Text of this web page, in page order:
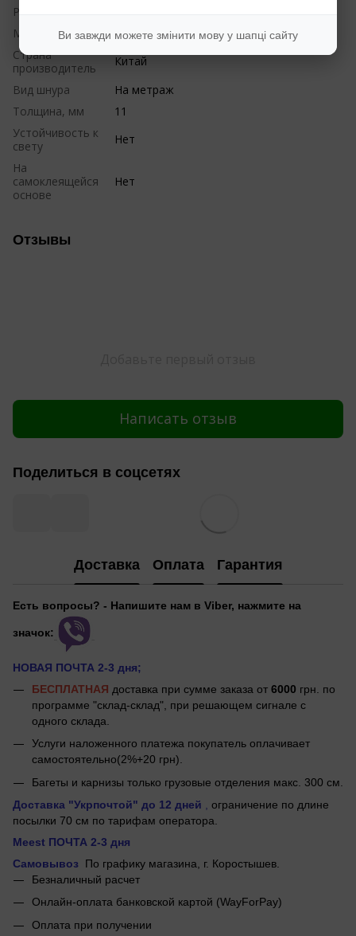
Рисунок
Материал
Текстиль
Страна
производитель
Китай
Вид шнура
На метраж
Толщина, мм
11
Устойчивость к
свету
Нет
На
самоклеящейся
основе
Нет
Отзывы
Написать отзыв
Поделиться в соцсетях
Доставка Оплата Гарантия
Есть вопросы? - Напишите нам в Viber, нажмите на
значок:
НОВАЯ ПОЧТА 2-3 дня;
БЕСПЛАТНАЯ доставка при сумме заказа от 6000 грн. по
программе "склад-склад", при решающем сигнале с
одного склада.
Услуги наложенного платежа покупатель оплачивает
самостоятельно(2%+20 грн).
Багеты и карнизы только грузовые отделения макс. 300 см.
Доставка "Укрпочтой" до 12 дней
ограничение по длине
посылки 70 см по тарифам оператора.
Meest ПОЧТА 2-3 дня
Самовывоз
По графику магазина, г. Коростышев.
Безналичный расчет
Онлайн-оплата банковской картой (WayForPay)
Оплата при получении
Ви завжди можете змінити мову у шапці сайту